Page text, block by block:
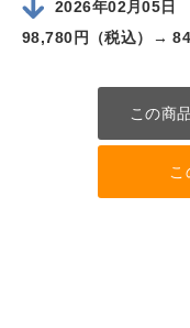
2026年02月05日
98,780円（税込）→
この商
こ